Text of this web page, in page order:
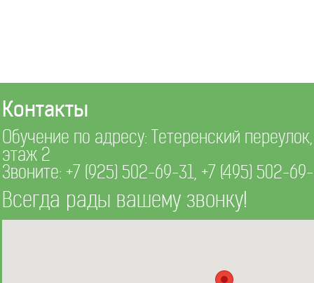
Контакты
Обучение по адресу: Тетеренский
этаж 2
Звоните:+7 (925) 502-69-31,+7 (495) 502-
Всегда рады вашему звонку!